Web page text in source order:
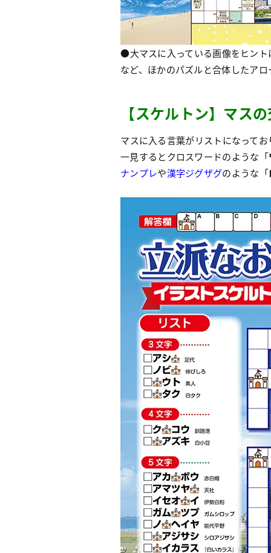
●大マスに入っている画像をヒン
など、ほかのパズルと合体したア
【スケルトン】マス
マスに入る言葉がリストになって
一見するとクロスワードのような「
ナンプレや漢字ジグザグのような「